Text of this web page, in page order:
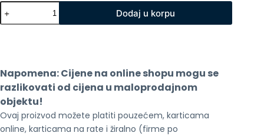
Apple
iPhone
Air
količina
Dodaj u korpu
Napomena: Cijene na online shopu mogu se
razlikovati od cijena u maloprodajnom
objektu!
Ovaj proizvod možete platiti pouzećem, karticama
online, karticama na rate i žiralno (firme po